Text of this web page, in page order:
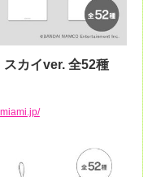
スカイver. 全52種